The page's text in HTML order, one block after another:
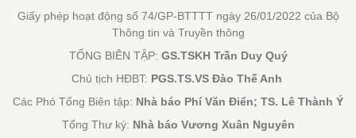
Giấy phép hoạt động số 74/GP-BTTTT ngày 26/01/2022 của Bộ
Thông tin và Truyền thông
TỔNG BIÊN TẬP: GS.TSKH Trần Duy Quý
Chủ tịch HĐBT: PGS.TS.VS Đào Thế Anh
Các Phó Tổng Biên tập: Nhà báo Phí Văn Điển; TS. Lê Thành Ý
Tổng Thư ký: Nhà báo Vương Xuân Nguyên